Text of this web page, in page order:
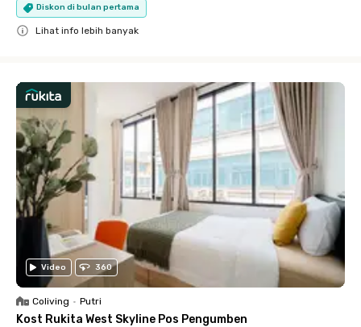
Diskon di bulan pertama
Lihat info lebih banyak
Video 360
Coliving • Putri
Kost Rukita West Skyline Pos Pengumben